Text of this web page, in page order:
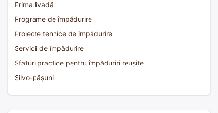
Prima livadă
Programe de împădurire
Proiecte tehnice de împădurire
Servicii de împădurire
Sfaturi practice pentru împăduriri reușite
Silvo-pășuni